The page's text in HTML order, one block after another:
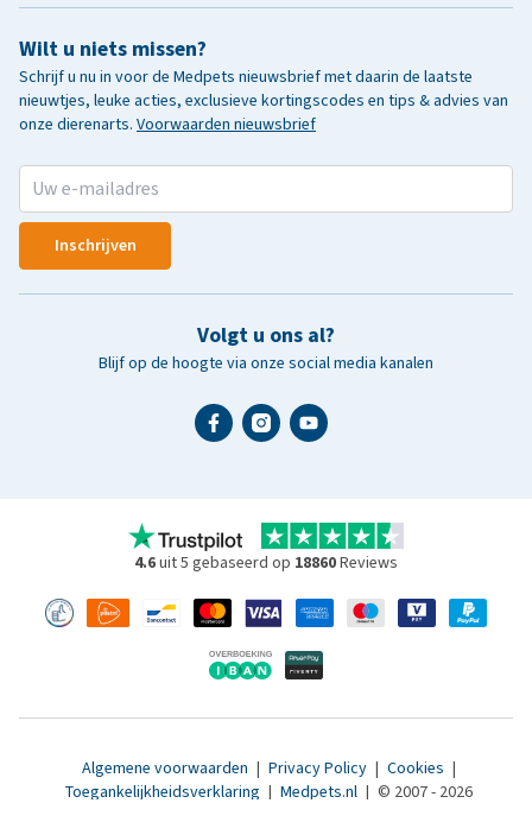
Wilt u niets missen?
Schrijf u nu in voor de Medpets nieuwsbrief met daarin de laatste
nieuwtjes, leuke acties, exclusieve kortingscodes en tips & advies van
onze dierenarts. Voorwaarden nieuwsbrief
Inschrijven
Volgt u ons al?
Blijf op de hoogte via onze social media kanalen
4.6uit 5 gebaseerd op 18860Reviews
Algemene voorwaarden | Privacy Policy | Cookies |
Toegankelijkheidsverklaring | Medpets.nl | © 2007 - 2026